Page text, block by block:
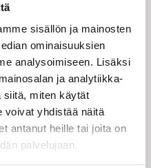
sisällön ja mainosten
ominaisuuksien
analysoimiseen. Lisäksi
ja analytiikka-
siitä, miten käytät
voivat yhdistää näitä
antanut heille tai joita on
palvelujaan.
ja jakavat niistä
Suhtaudun tähän
Juon itse
siinä järkeä.
tekemistä:
jostain